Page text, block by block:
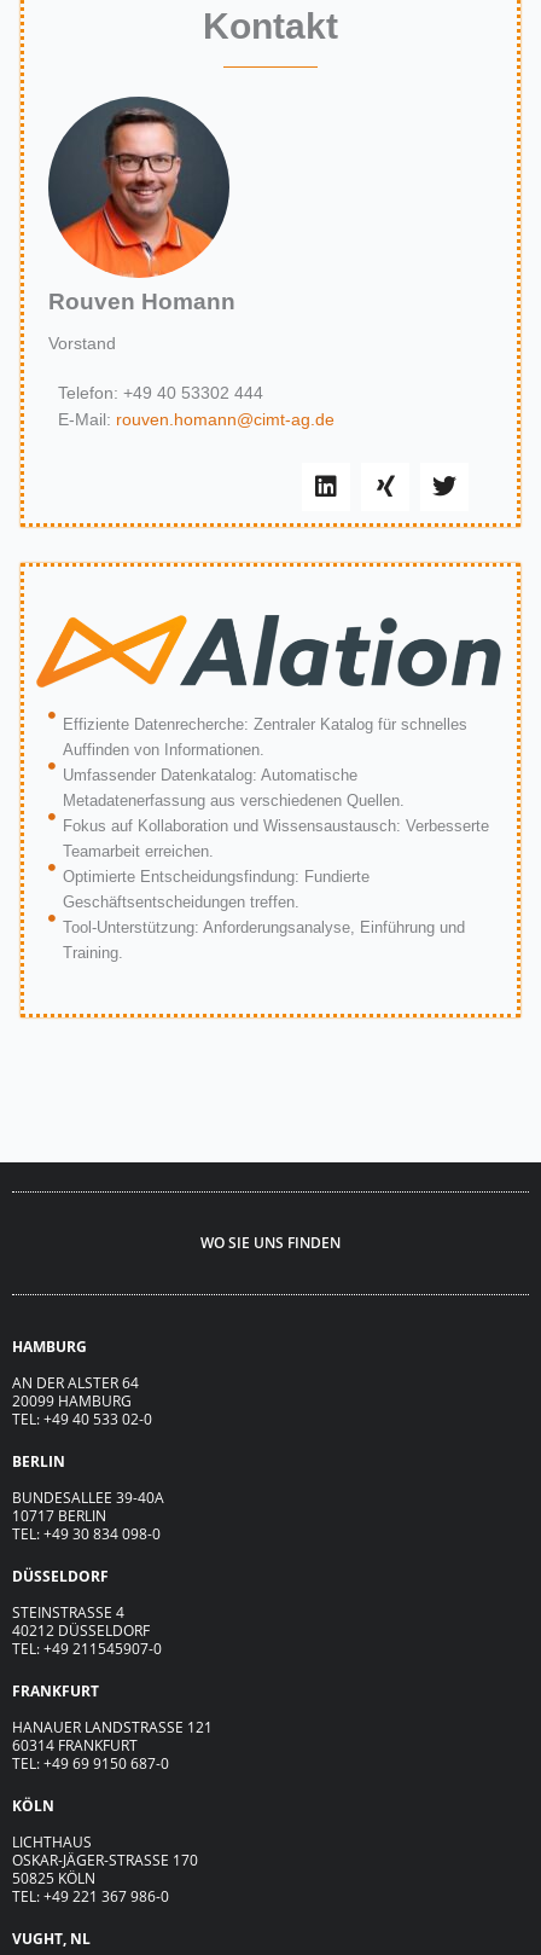
Kontakt
Rouven Homann
Vorstand
Telefon: +49 40 53302 444
E-Mail: rouven.homann@cimt-ag.de
L
i
n
e
n
X
i
n
T
w
i
t
Effiziente Datenrecherche: Zentraler Katalog für schnelles
Auffinden von Informationen.
Umfassender Datenkatalog: Automatische
Metadatenerfassung aus verschiedenen Quellen.
Fokus auf Kollaboration und Wissensaustausch: Verbesserte
Teamarbeit erreichen.
Optimierte Entscheidungsfindung: Fundierte
Geschäftsentscheidungen treffen.
Tool-Unterstützung: Anforderungsanalyse, Einführung und
Training.
WO SIE UNS FINDEN
HAMBURG
AN DER ALSTER 64
20099 HAMBURG
TEL: +49 40 533 02-0
BERLIN
BUNDESALLEE 39-40A
10717 BERLIN
TEL: +49 30 834 098-0
DÜSSELDORF
STEINSTRASSE 4
40212 DÜSSELDORF
TEL: +49 211545907-0
FRANKFURT
HANAUER LANDSTRASSE 121
60314 FRANKFURT
TEL: +49 69 9150 687-0
KÖLN
LICHTHAUS
OSKAR-JÄGER-STRASSE 170
50825 KÖLN
TEL: +49 221 367 986-0
VUGHT, NL